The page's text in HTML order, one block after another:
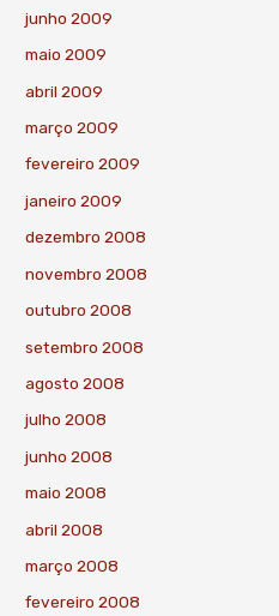
junho 2009
maio 2009
abril 2009
março 2009
fevereiro 2009
janeiro 2009
dezembro 2008
novembro 2008
outubro 2008
setembro 2008
agosto 2008
julho 2008
junho 2008
maio 2008
abril 2008
março 2008
fevereiro 2008